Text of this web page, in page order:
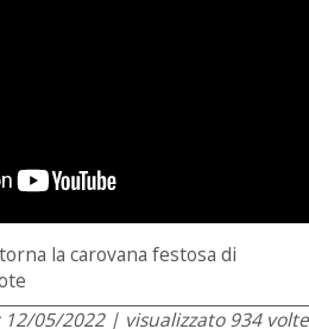
la carovana festosa di
05/2022 | visualizzato 934 volte